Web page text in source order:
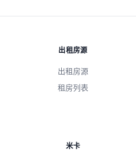
出租房源
出租房源
租房列表
米卡